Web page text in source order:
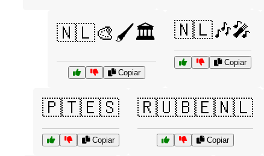
🇳🇱🎨🖌️🏛️
Copiar
🇳🇱🎶🎤
Copiar
🇵🇹🇪🇸
Copiar
🇷🇺🇧🇪🇳🇱
Copiar